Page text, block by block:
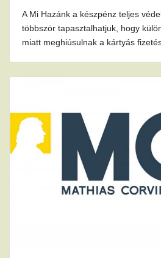
A Mi Hazánk a készpénz teljes
többször tapasztalhatjuk, hogy
miatt meghiúsulnak a kártyás